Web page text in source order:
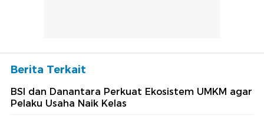
Berita Terkait
BSI dan Danantara Perkuat Ekosistem UMKM agar
Pelaku Usaha Naik Kelas